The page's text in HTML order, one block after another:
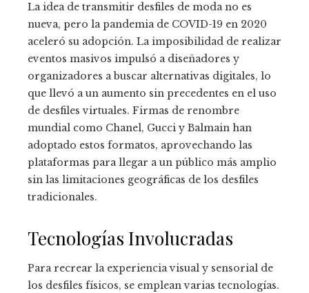
La idea de transmitir desfiles de moda no es
nueva, pero la pandemia de COVID-19 en 2020
aceleró su adopción. La imposibilidad de realizar
eventos masivos impulsó a diseñadores y
organizadores a buscar alternativas digitales, lo
que llevó a un aumento sin precedentes en el uso
de desfiles virtuales. Firmas de renombre
mundial como Chanel, Gucci y Balmain han
adoptado estos formatos, aprovechando las
plataformas para llegar a un público más amplio
sin las limitaciones geográficas de los desfiles
tradicionales.
Tecnologías Involucradas
Para recrear la experiencia visual y sensorial de
los desfiles físicos, se emplean varias tecnologías.